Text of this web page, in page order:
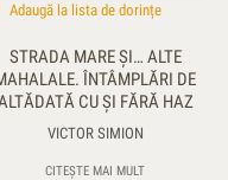
Adaugă la lista de dorințe
STRADA MARE ŞI… ALTE
ÎNTÂMPLĂRI DE
CU ŞI FĂRĂ HAZ
VICTOR SIMION
CITEȘTE MAI MULT